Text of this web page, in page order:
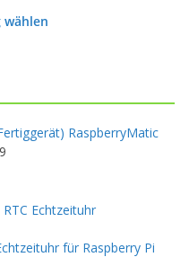
wählen
RaspberryMatic
für Raspberry Pi